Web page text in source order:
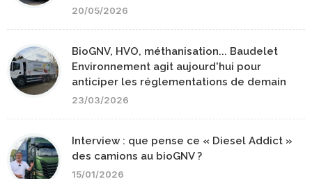
20/05/2026
BioGNV, HVO, méthanisation... Baudelet
Environnement agit aujourd'hui pour
anticiper les réglementations de demain
23/03/2026
Interview : que pense ce « Diesel Addict »
des camions au bioGNV ?
15/01/2026